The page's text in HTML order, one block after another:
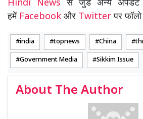
Hindi Newsसे जुडे अन्य अपडेट
हमें Facebook और Twitterपर
india topnews China
Government Media Sikkim Issue
About The Author